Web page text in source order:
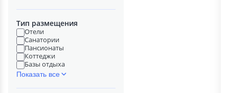
Тип размещения
Отели
Санатории
Пансионаты
Коттеджи
Базы отдыха
Показать все